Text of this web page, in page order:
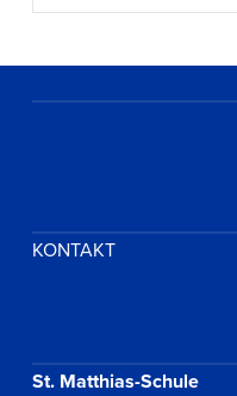
KONTAKT
St. Matthias-Schule